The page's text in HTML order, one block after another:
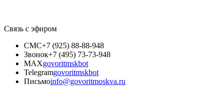
Связь с эфиром
СМС+7 (925) 88-88-948
Звонок+7 (495) 73-73-948
MAXgovoritmskbot
Telegramgovoritmskbot
Письмоinfo@govoritmoskva.ru